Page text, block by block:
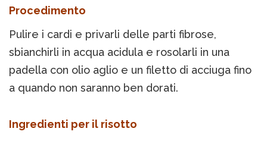
Procedimento
Pulire i cardi e privarli delle parti fibrose,
sbianchirli in acqua acidula e rosolarli in una
padella con olio aglio e un filetto di acciuga fino
a quando non saranno ben dorati.
Ingredienti per il risotto